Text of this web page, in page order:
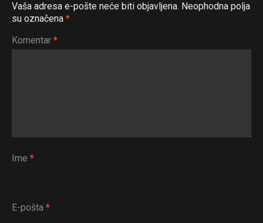
Vaša adresa e-pošte neće biti objavljena. Neophodna polja
su označena *
Komentar *
Ime *
E-pošta *